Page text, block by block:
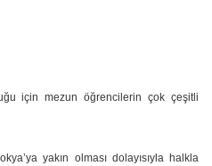
için mezun öğrencilerin çok çeşitli
yakın olması dolayısıyla halkla